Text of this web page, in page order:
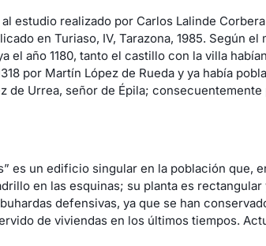
estudio realizado por Carlos Lalinde
en Turiaso, IV, Tarazona, 1985. Según
el año 1180, tanto el castillo con la villa
por Martín López de Rueda y ya había
de Urrea, señor de Épila;
es un edificio singular en la población que,
en las esquinas; su planta es
defensivas, ya que se han
de viviendas en los últimos tiempos.